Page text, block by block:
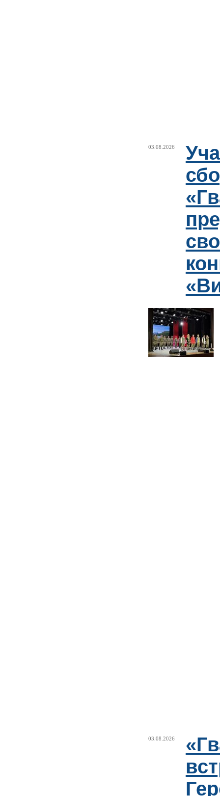
03.08.2026
03.08.2026